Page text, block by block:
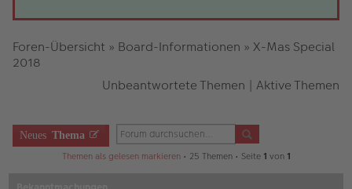
Foren-Übersicht » Board-Informationen » X-Mas Special
2018
Unbeantwortete Themen | Aktive Themen
Neues Thema
Themen als gelesen markieren• 25 Themen • Seite 1 von 1